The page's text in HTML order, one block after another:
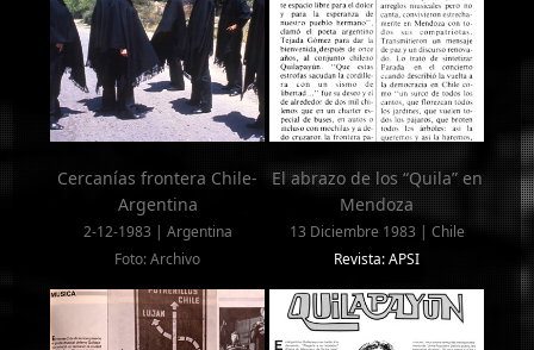
Cercanías frontera Chile-
Argentina
2-12-1983 | Argentina
Foto: Archivo
El abrazo de los “Quila” en
Mendoza
13 Diciembre 1983 | Chile
Revista: APSI